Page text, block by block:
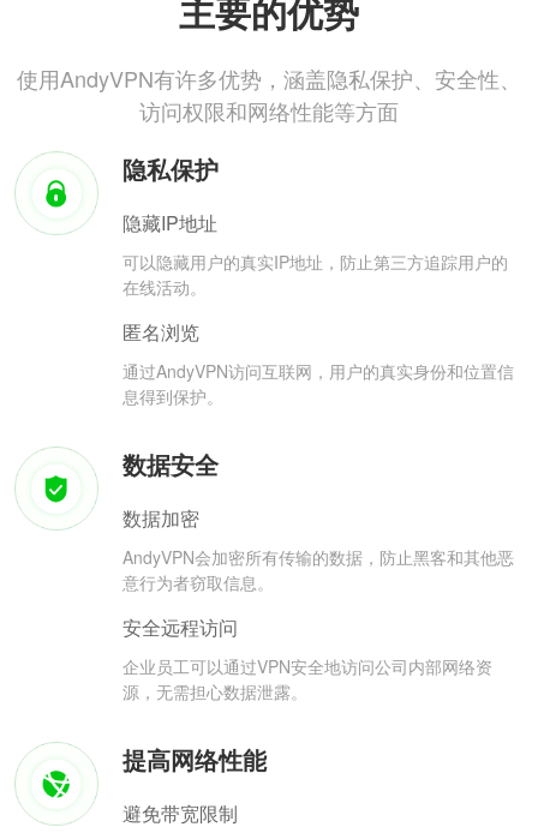
主要的优势
使用AndyVPN有许多优势，涵盖隐私保护、安全性、
访问权限和网络性能等方面
隐私保护
隐藏IP地址
可以隐藏用户的真实IP地址，防止第三方追踪用户的
在线活动。
匿名浏览
通过AndyVPN访问互联网，用户的真实身份和位置信
息得到保护。
数据安全
数据加密
AndyVPN会加密所有传输的数据，防止黑客和其他恶
意行为者窃取信息。
安全远程访问
企业员工可以通过VPN安全地访问公司内部网络资
源，无需担心数据泄露。
提高网络性能
避免带宽限制